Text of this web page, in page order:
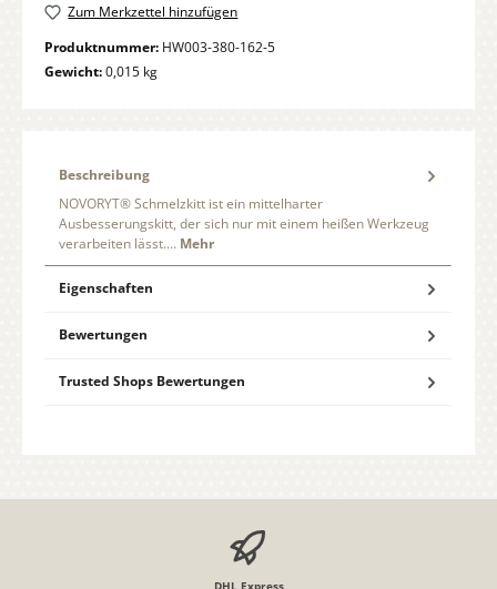
Zum Merkzettel hinzufügen
Produktnummer: HW003-380-162-5
Gewicht:0,015 kg
Beschreibung
NOVORYT® Schmelzkitt ist ein mittelharter
Ausbesserungskitt, der sich nur mit einem heißen Werkzeug
verarbeiten lässt.… Mehr
Eigenschaften
Bewertungen
Trusted Shops Bewertungen
DHL Express